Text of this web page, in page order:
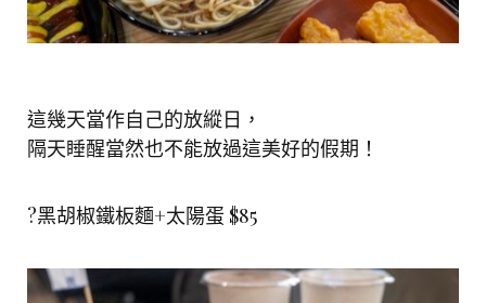
這幾天當作自己的放縱日，
隔天睡醒當然也不能放過這美好的假期！
?黑胡椒鐵板麵+太陽蛋 $85